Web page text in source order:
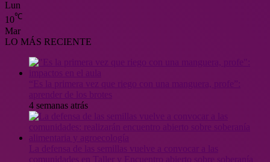
Lun
10℃
Mar
LO MÁS RECIENTE
4 semanas atrás